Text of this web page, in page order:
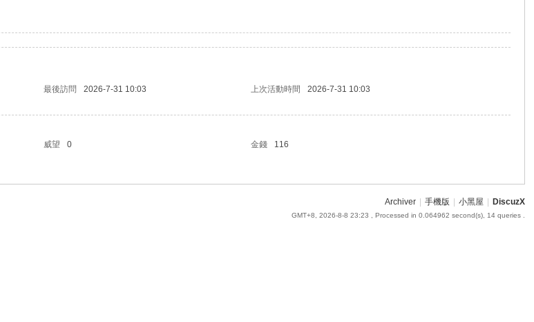
最後訪問 2026-7-31 10:03 上次活動時間
2026-7-31 10:03
威望 0 金錢
116
Archiver 手機版 小黑屋 DiscuzX
GMT+8, 2026-8-8 23:23 , Processed in 0.064962 second(s), 14 queries .